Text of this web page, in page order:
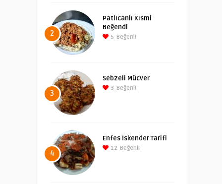
2
Patlıcanlı Kısmi
Beğendi
5 Beğeni!
3
Sebzeli Mücver
3 Beğeni!
4
Enfes İskender Tarifi
12 Beğeni!